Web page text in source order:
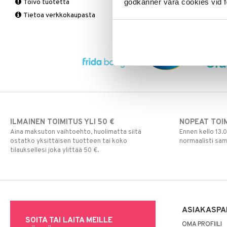
godkänner våra cookies vid
Tukisukat
Polvisukat
Yliherkkyys ruoalle
Laktoori-intoleranssi
tukkoisuus
Kromi
Magnesium
Toivo tuotetta
Tietoa verkkokaupasta
ILMAINEN TOIMITUS YLI 50 €
Aina maksuton vaihtoehto, huolimatta siitä
ostatko yksittäisen tuotteen tai koko
tilauksellesi joka ylittää 50 €.
NOPEAT
Ennen kello
normaalisti
SOITA TAI LAITA MEILLE
OMA PROFIILI